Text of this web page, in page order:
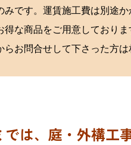
です。運賃施工費は別途か
な商品をご用意しておりま
らお問合せして下さった方
では、庭・外構工